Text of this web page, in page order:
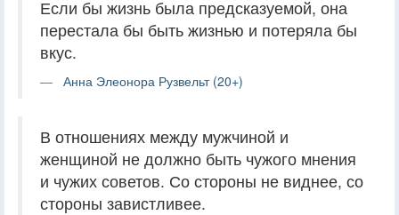
Если бы жизнь была предсказуемой, она
перестала бы быть жизнью и потеряла бы
вкус.
Анна Элеонора Рузвельт (20+)
В отношениях между мужчиной и
женщиной не должно быть чужого мнения
и чужих советов. Со стороны не виднее, со
стороны завистливее.